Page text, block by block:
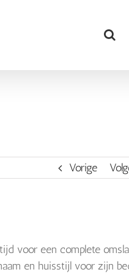
Vorige
voor een complete
en huisstijl voor zijn